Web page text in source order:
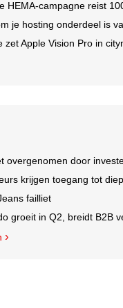
HEMA-campagne reist
je hosting onderdeel is
zet Apple Vision Pro in
overgenomen door
krijgen toegang tot
failliet
groeit in Q2, breidt B2B